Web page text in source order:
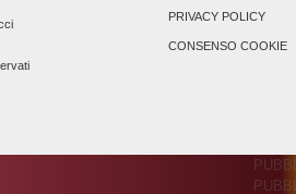
PRIVACY POLICY
CONSENSO COOKIE